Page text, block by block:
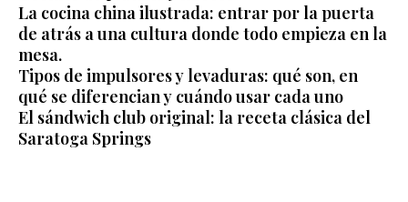
La cocina china ilustrada: entrar por la puerta
de atrás a una cultura donde todo empieza en la
mesa.
Tipos de impulsores y levaduras: qué son, en
qué se diferencian y cuándo usar cada uno
El sándwich club original: la receta clásica del
Saratoga Springs